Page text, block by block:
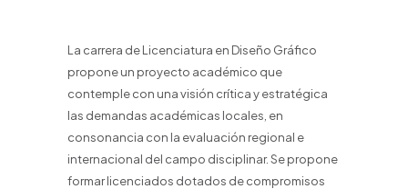
La carrera de Licenciatura en Diseño Gráfico
propone un proyecto académico que
contemple con una visión crítica y estratégica
las demandas académicas locales, en
consonancia con la evaluación regional e
internacional del campo disciplinar. Se propone
formar licenciados dotados de compromisos